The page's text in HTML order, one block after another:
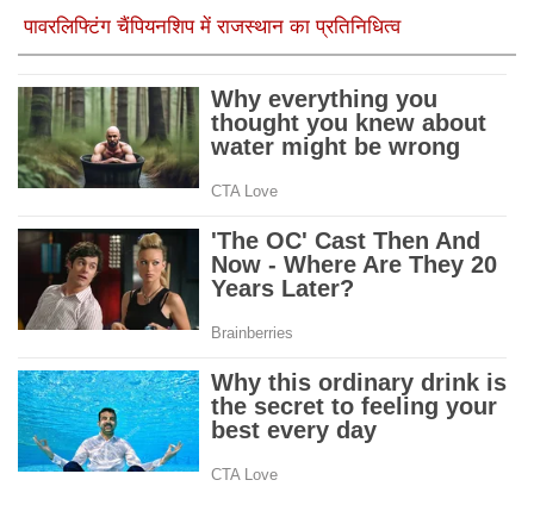
पावरलिफ्टिंग चैंपियनशिप में राजस्थान का प्रतिनिधित्व